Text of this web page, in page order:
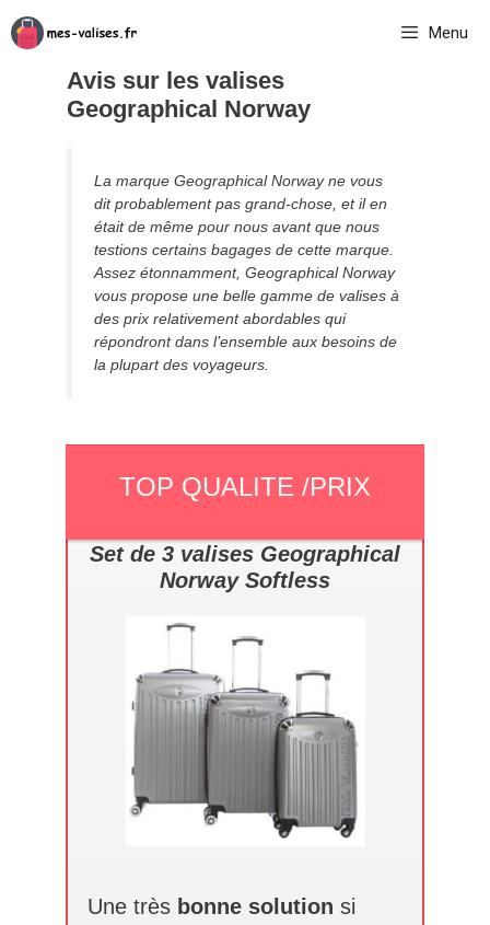
Aller
au
Menu
Avis sur les valises
Geographical Norway
La marque Geographical Norway ne vous
dit probablement pas grand-chose, et il en
était de même pour nous avant que nous
testions certains bagages de cette marque.
Assez étonnamment, Geographical Norway
vous propose une belle gamme de valises à
des prix relativement abordables qui
répondront dans l’ensemble aux besoins de
la plupart des voyageurs.
TOP QUALITE /PRIX
Set de 3 valises Geographical
Norway Softless
Une très bonne solution si